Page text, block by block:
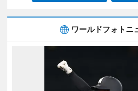
ワールドフォトニ